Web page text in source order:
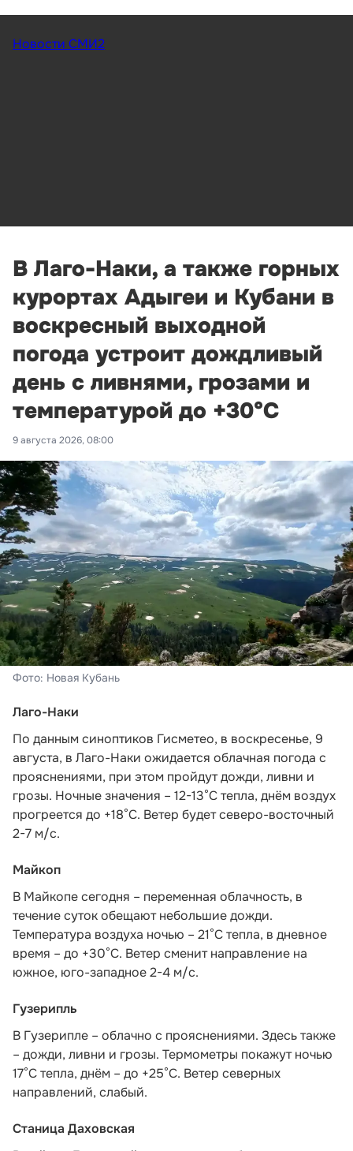
Новости СМИ2
В Лаго-Наки, а также горных
курортах Адыгеи и Кубани в
воскресный выходной
погода устроит дождливый
день с ливнями, грозами и
температурой до +30°С
9 августа 2026, 08:00
Фото: Новая Кубань
Лаго-Наки
По данным синоптиков Гисметео, в воскресенье, 9
августа, в Лаго-Наки ожидается облачная погода с
прояснениями, при этом пройдут дожди, ливни и
грозы. Ночные значения – 12-13°С тепла, днём воздух
прогреется до +18°С. Ветер будет северо-восточный
2-7 м/с.
Майкоп
В Майкопе сегодня – переменная облачность, в
течение суток обещают небольшие дожди.
Температура воздуха ночью – 21°С тепла, в дневное
время – до +30°С. Ветер сменит направление на
южное, юго-западное 2-4 м/с.
Гузерипль
В Гузерипле – облачно с прояснениями. Здесь также
– дожди, ливни и грозы. Термометры покажут ночью
17°С тепла, днём – до +25°С. Ветер северных
направлений, слабый.
Станица Даховская